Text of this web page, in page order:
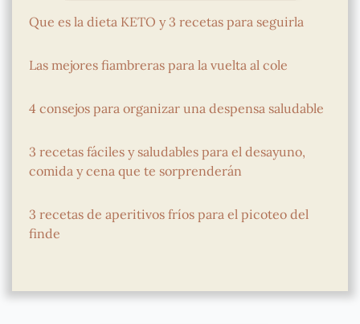
Que es la dieta KETO y 3 recetas para seguirla
Las mejores fiambreras para la vuelta al cole
4 consejos para organizar una despensa saludable
3 recetas fáciles y saludables para el desayuno,
comida y cena que te sorprenderán
3 recetas de aperitivos fríos para el picoteo del
finde